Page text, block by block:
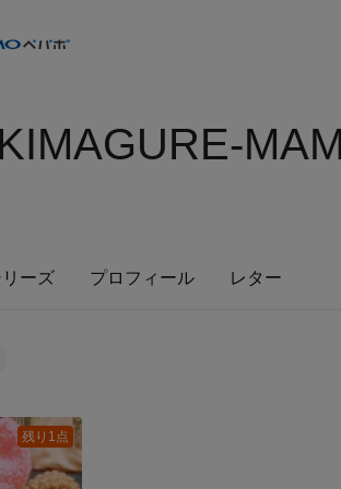
KIMAGURE-
リーズ プロフィール レター
残り1点